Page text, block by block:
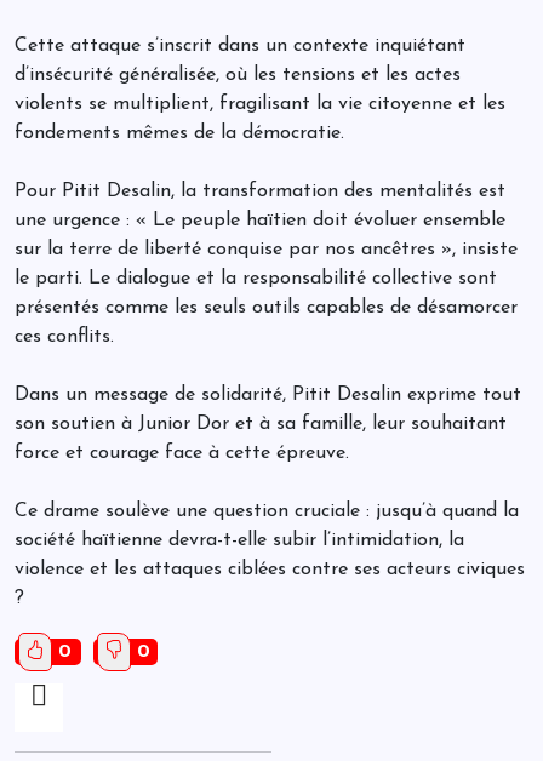
Cette attaque s’inscrit dans un contexte inquiétant
d’insécurité généralisée, où les tensions et les actes
violents se multiplient, fragilisant la vie citoyenne et les
fondements mêmes de la démocratie.
Pour Pitit Desalin, la transformation des mentalités est
une urgence : « Le peuple haïtien doit évoluer ensemble
sur la terre de liberté conquise par nos ancêtres », insiste
le parti. Le dialogue et la responsabilité collective sont
présentés comme les seuls outils capables de désamorcer
ces conflits.
Dans un message de solidarité, Pitit Desalin exprime tout
son soutien à Junior Dor et à sa famille, leur souhaitant
force et courage face à cette épreuve.
Ce drame soulève une question cruciale : jusqu’à quand la
société haïtienne devra-t-elle subir l’intimidation, la
violence et les attaques ciblées contre ses acteurs civiques
?
0 0